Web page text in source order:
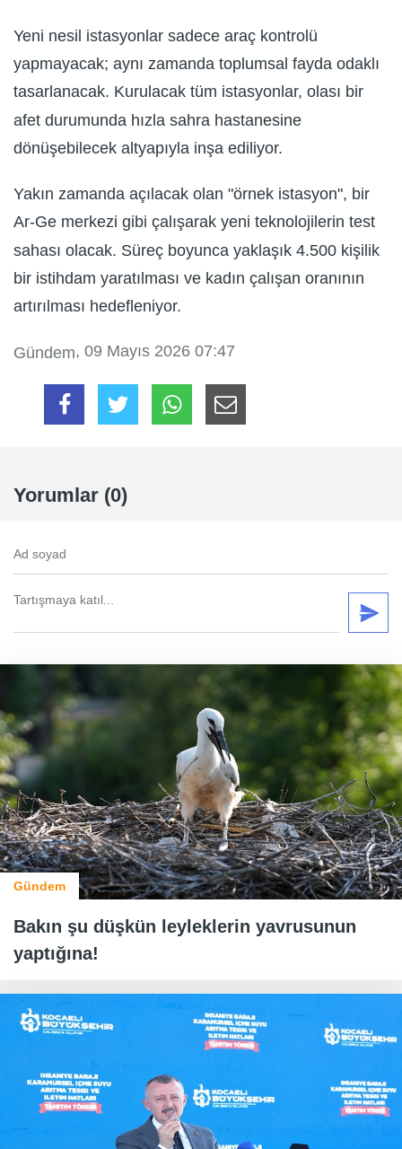
Yeni nesil istasyonlar sadece araç kontrolü
yapmayacak; aynı zamanda toplumsal fayda odaklı
tasarlanacak. Kurulacak tüm istasyonlar, olası bir
afet durumunda hızla sahra hastanesine
dönüşebilecek altyapıyla inşa ediliyor.
Yakın zamanda açılacak olan "örnek istasyon", bir
Ar-Ge merkezi gibi çalışarak yeni teknolojilerin test
sahası olacak. Süreç boyunca yaklaşık 4.500 kişilik
bir istihdam yaratılması ve kadın çalışan oranının
artırılması hedefleniyor.
Gündem, 09 Mayıs 2026 07:47
Yorumlar (0)
Gündem
Bakın şu düşkün leyleklerin yavrusunun
yaptığına!